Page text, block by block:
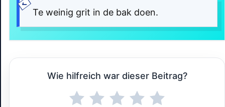
Te weinig grit in de bak doen.
Wie hilfreich war dieser Beitrag?